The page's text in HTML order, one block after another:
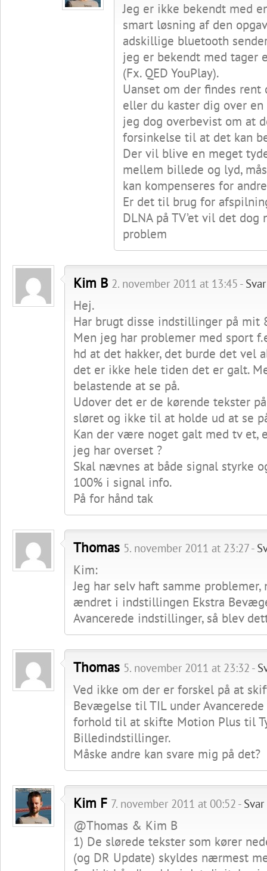
Jeg er ikke bekendt med
smart løsning af den
adskillige bluetooth
jeg er bekendt med tager
(Fx. QED YouPlay).
Uanset om der findes
eller du kaster dig over
jeg dog overbevist om at
forsinkelse til at det kan
Der vil blive en meget
mellem billede og lyd,
kan kompenseres for
Er det til brug for
DLNA på TV’et vil det
problem
Kim B 2. november 2011 at 13:45 - Svar
Hej.
Har brugt disse indstillinger på mit
Men jeg har problemer med sport
hd at det hakker, det burde det vel
det er ikke hele tiden det er galt.
belastende at se på.
Udover det er de kørende tekster
sløret og ikke til at holde ud at se
Kan der være noget galt med tv et,
jeg har overset ?
Skal nævnes at både signal styrke
100% i signal info.
På for hånd tak
Thomas 5. november 2011 at 23:27 -
Kim:
Jeg har selv haft samme
ændret i indstillingen Ekstra
Avancerede indstillinger, så blev
Thomas 5. november 2011 at 23:32 -
Ved ikke om der er forskel på at
Bevægelse til TIL under
forhold til at skifte Motion Plus til
Billedindstillinger.
Måske andre kan svare mig på det?
Kim F 7. november 2011 at 00:52 - Svar
@Thomas & Kim B
1) De slørede tekster som kører
(og DR Update) skyldes nærmest